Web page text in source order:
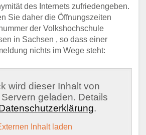
des Internets zufriedengeben.
Sie daher die Öffnungszeiten
der Volkshochschule
in Sachsen , so dass einer
nichts im Wege steht:
wird dieser Inhalt von
geladen. Details
.
Inhalt laden